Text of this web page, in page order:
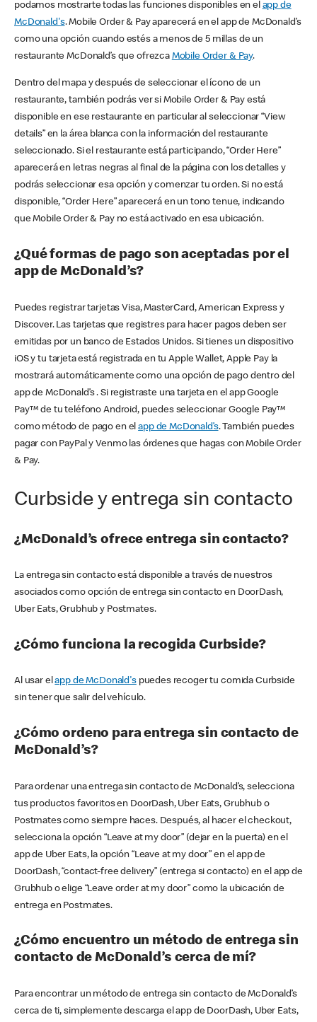
podamos mostrarte todas las funciones disponibles en el app de
McDonald's. Mobile Order & Pay aparecerá en el app de McDonald’s
como una opción cuando estés a menos de 5 millas de un
restaurante McDonald’s que ofrezca Mobile Order & Pay.
Dentro del mapa y después de seleccionar el ícono de un
restaurante, también podrás ver si Mobile Order & Pay está
disponible en ese restaurante en particular al seleccionar “View
details” en la área blanca con la información del restaurante
seleccionado. Si el restaurante está participando, “Order Here”
aparecerá en letras negras al final de la página con los detalles y
podrás seleccionar esa opción y comenzar tu orden. Si no está
disponible, “Order Here” aparecerá en un tono tenue, indicando
que Mobile Order & Pay no está activado en esa ubicación.
¿Qué formas de pago son aceptadas por el
app de McDonald’s?
Puedes registrar tarjetas Visa, MasterCard, American Express y
Discover. Las tarjetas que registres para hacer pagos deben ser
emitidas por un banco de Estados Unidos. Si tienes un dispositivo
iOS y tu tarjeta está registrada en tu Apple Wallet, Apple Pay la
mostrará automáticamente como una opción de pago dentro del
app de McDonald’s . Si registraste una tarjeta en el app Google
Pay™ de tu teléfono Android, puedes seleccionar Google Pay™
como método de pago en elapp de McDonald’s. También puedes
pagar con PayPal y Venmo las órdenes que hagas con Mobile Order
& Pay.
Curbside y entrega sin contacto
¿McDonald’s ofrece entrega sin contacto?
La entrega sin contacto está disponible a través de nuestros
asociados como opción de entrega sin contacto en DoorDash,
Uber Eats, Grubhub y Postmates.
¿Cómo funciona la recogida Curbside?
Al usar elapp de McDonald'spuedes recoger tu comida Curbside
sin tener que salir del vehículo.
¿Cómo ordeno para entrega sin contacto de
McDonald’s?
Para ordenar una entrega sin contacto de McDonald’s, selecciona
tus productos favoritos en DoorDash, Uber Eats, Grubhub o
Postmates como siempre haces. Después, al hacer el checkout,
selecciona la opción “Leave at my door” (dejar en la puerta) en el
app de Uber Eats, la opción “Leave at my door” en el app de
DoorDash, “contact-free delivery” (entrega si contacto) en el app de
Grubhub o elige “Leave order at my door” como la ubicación de
entrega en Postmates.
¿Cómo encuentro un método de entrega sin
contacto de McDonald’s cerca de mí?
Para encontrar un método de entrega sin contacto de McDonald’s
cerca de ti, simplemente descarga el app de DoorDash, Uber Eats,